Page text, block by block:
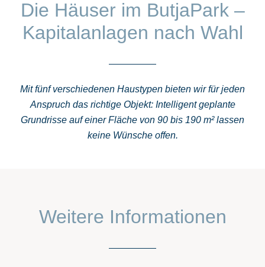
Die Häuser im ButjaPark –
Kapitalanlagen nach Wahl
Mit fünf verschiedenen Haustypen bieten wir für jeden
Anspruch das richtige Objekt: Intelligent geplante
Grundrisse auf einer Fläche von 90 bis 190 m² lassen
keine Wünsche offen.
Weitere Informationen